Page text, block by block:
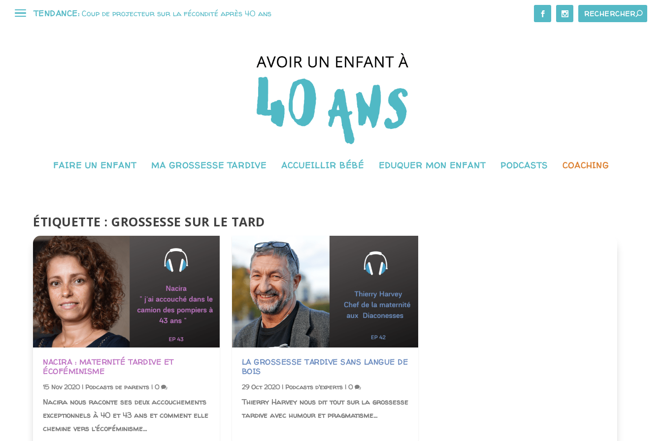
TENDANCE: Coup de projecteur sur la fécondité après 40 ans
FAIRE UN ENFANT MA GROSSESSE TARDIVE ACCUEILLIR BÉBÉ EDUQUER MON ENFANT PODCASTS COACHING
ÉTIQUETTE : GROSSESSE SUR LE TARD
NACIRA : MATERNITÉ TARDIVE ET
ÉCOFÉMINISME
15 Nov 2020| Podcasts de parents |0
Nacira nous raconte ses deux accouchements
exceptionnels à 40 et 43 ans et comment elle
chemine vers l’écoféminisme…
LA GROSSESSE TARDIVE SANS LANGUE DE
BOIS
29 Oct 2020| Podcasts d'experts| 0
Thierry Harvey nous dit tout sur la grossesse
tardive avec humour et pragmatisme…